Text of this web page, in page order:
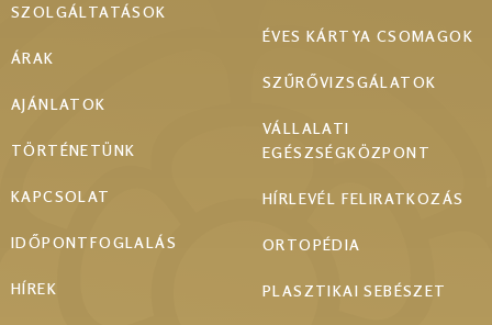
SZOLGÁLTATÁSOK
ÁRAK
AJÁNLATOK
TÖRTÉNETÜNK
KAPCSOLAT
IDŐPONTFOGLALÁS
HÍREK
ÉVES KÁRTYA CSOMAGOK
SZŰRŐVIZSGÁLATOK
VÁLLALATI
EGÉSZSÉGKÖZPONT
HÍRLEVÉL FELIRATKOZÁS
ORTOPÉDIA
PLASZTIKAI SEBÉSZET